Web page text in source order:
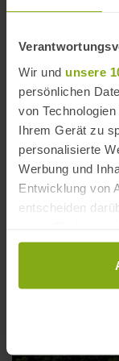
Wir und unsere
persönlichen
von
Ihrem Gerät zu
personalisierte
Werbung und
Entwicklung von
entscheiden
Cookie-
Trigger Symbol
Kirche San